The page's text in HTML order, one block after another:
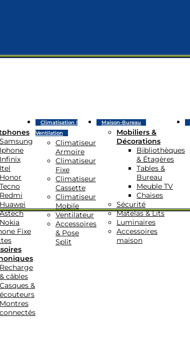
Samsung
Iphone
Infinix
Itel
Honor
Tecno
Redmi
Huawei
Astech
Nokia
Fixe
Recharge
& câbles
Casques &
écouteurs
Montres
connectés
Climatisation |
Ventilation
Climatiseur
Armoire
Climatiseur
Fixe
Climatiseur
Cassette
Climatiseur
Mobile
Ventilateur
Accessoires
& Pose
Split
Maison-Bureau
Mobiliers &
Décorations
Bibliothèques
& Étagères
Tables &
Bureau
Meuble TV
Chaises
Sécurité
Matelas & Lits
Luminaires
Accessoires
maison